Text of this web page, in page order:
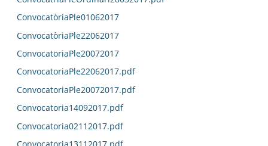
ConvocatòriaPle01062017
ConvocatòriaPle22062017
ConvocatoriaPle20072017
ConvocatoriaPle22062017.pdf
ConvocatoriaPle20072017.pdf
Convocatoria14092017.pdf
Convocatoria02112017.pdf